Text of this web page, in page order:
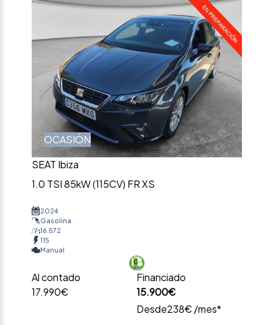
OCASIÓN
SEAT Ibiza
1.0 TSI 85kW (115CV) FR XS
2024
Gasolina
16.572
115
Manual
Al contado
17.990€
Financiado
15.900€
Desde238€ /mes*